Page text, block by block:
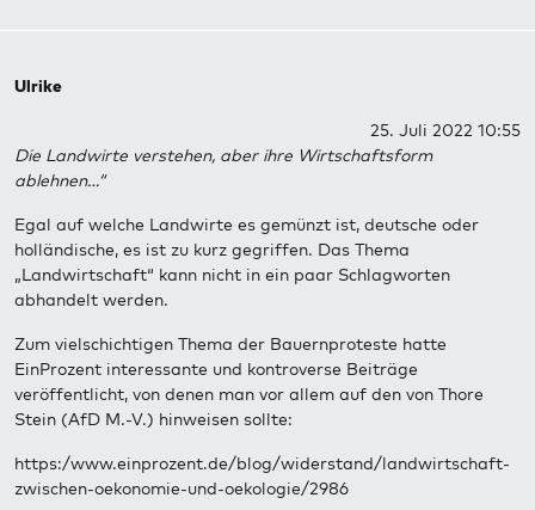
Ulrike
25. Juli 2022 10:55
Die Landwirte verstehen, aber ihre Wirtschaftsform
ablehnen…“
Egal auf welche Landwirte es gemünzt ist, deutsche oder
holländische, es ist zu kurz gegriffen. Das Thema
„Landwirtschaft“ kann nicht in ein paar Schlagworten
abhandelt werden.
Zum vielschichtigen Thema der Bauernproteste hatte
EinProzent interessante und kontroverse Beiträge
veröffentlicht, von denen man vor allem auf den von Thore
Stein (AfD M.-V.) hinweisen sollte:
https:/www.einprozent.de/blog/widerstand/landwirtschaft-
zwischen-oekonomie-und-oekologie/2986